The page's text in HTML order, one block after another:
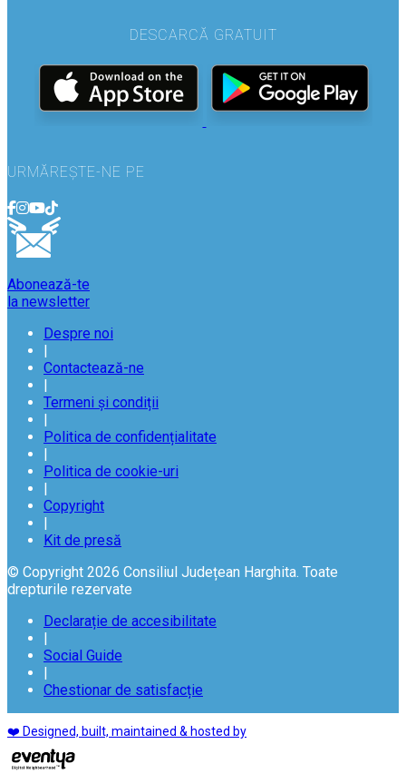
DESCARCĂ GRATUIT
URMĂREȘTE-NE PE
Abonează-te
la newsletter
Despre noi
Contactează-ne
Termeni și condiții
Politica de confidențialitate
Politica de cookie-uri
Copyright
Kit de presă
© Copyright 2026 Consiliul Județean Harghita. Toate
drepturile rezervate
Declarație de accesibilitate
Social Guide
Chestionar de satisfacție
❤️ Designed, built, maintained & hosted by